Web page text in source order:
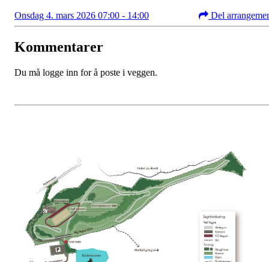
Onsdag 4. mars 2026 07:00 - 14:00 Del
Kommentarer
Du må logge inn for å poste i veggen.